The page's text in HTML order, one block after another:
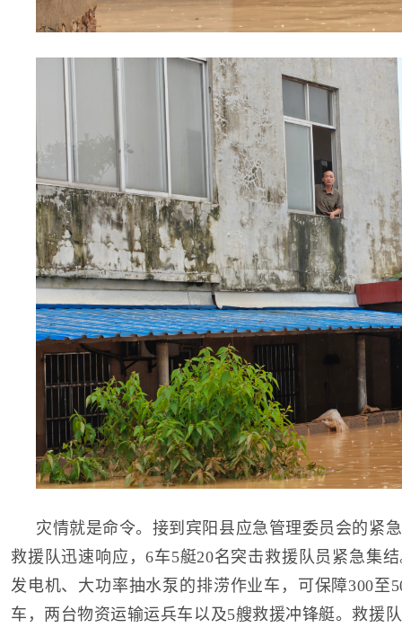
灾情就是命令。接到宾阳县应急管理委员会的紧
救援队迅速响应，6车5艇20名突击救援队员紧急集
发电机、大功率抽水泵的排涝作业车，可保障300至
车，两台物资运输运兵车以及5艘救援冲锋艇。救援